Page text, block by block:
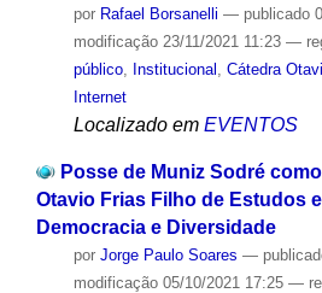
por Rafael Borsanelli — publicado
modificação23/11/2021 11:23 —
público, Institucional Cátedra
Internet
Localizado em EVENTOS
Posse de Muniz Sodré
Otavio Frias Filho de Estudos
Democracia e Diversidade
por Jorge Paulo Soares —
modificação05/10/2021 17:25 —